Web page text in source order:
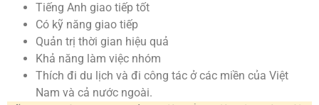
Tiếng Anh giao tiếp tốt
Có kỹ năng giao tiếp
Quản trị thời gian hiệu quả
Khả năng làm việc nhóm
Thích đi du lịch và đi công tác ở các miền của Việt
Nam và cả nước ngoài.